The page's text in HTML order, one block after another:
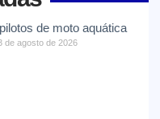
de moto aquática
de agosto de 2026